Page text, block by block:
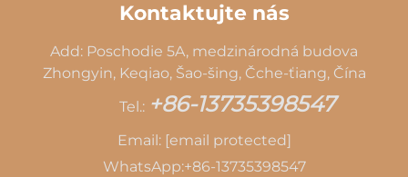
Kontaktujte nás
Add: Poschodie 5A, medzinárodná budova
Zhongyin, Keqiao, Šao-šing, Čche-ťiang, Čína
Tel.: +86-13735398547
Email: [email protected]
WhatsApp:+86-13735398547